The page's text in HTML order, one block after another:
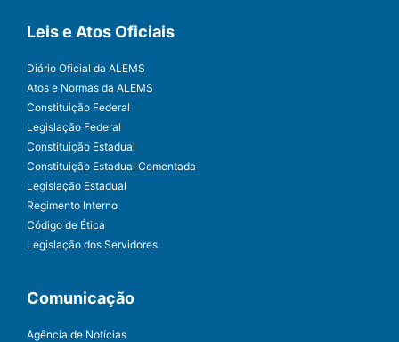
Leis e Atos Oficiais
Diário Oficial da ALEMS
Atos e Normas da ALEMS
Constituição Federal
Legislação Federal
Constituição Estadual
Constituição Estadual Comentada
Legislação Estadual
Regimento Interno
Código de Ética
Legislação dos Servidores
Comunicação
Agência de Notícias